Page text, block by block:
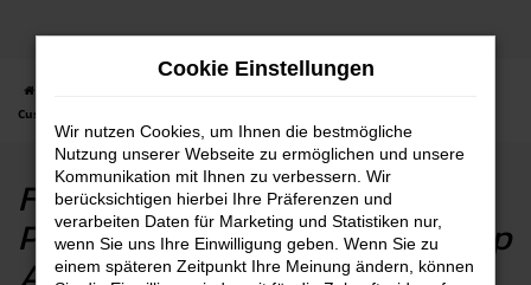
Zum
Custom in Pulheim Gebrauchtwagen - Top Angebote
Ford Tourneo Custom in
Pulheim Gebrauchtwagen - Top
Cookie Einstellungen
Wir nutzen Cookies, um Ihnen die bestmögliche
Nutzung unserer Webseite zu ermöglichen und unsere
Kommunikation mit Ihnen zu verbessern. Wir
berücksichtigen hierbei Ihre Präferenzen und
verarbeiten Daten für Marketing und Statistiken nur,
wenn Sie uns Ihre Einwilligung geben. Wenn Sie zu
einem späteren Zeitpunkt Ihre Meinung ändern, können